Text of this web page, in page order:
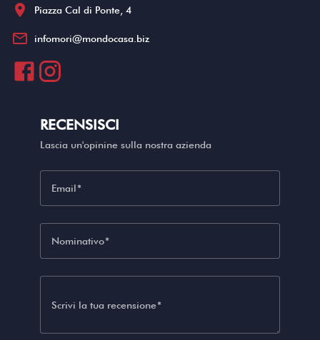
location_on Piazza Cal di Ponte, 4
mail_outline infomori@mondocasa.biz
RECENSISCI
Lascia un'opinine sulla nostra azienda
Email
Nominativo
Scrivi la tua recensione